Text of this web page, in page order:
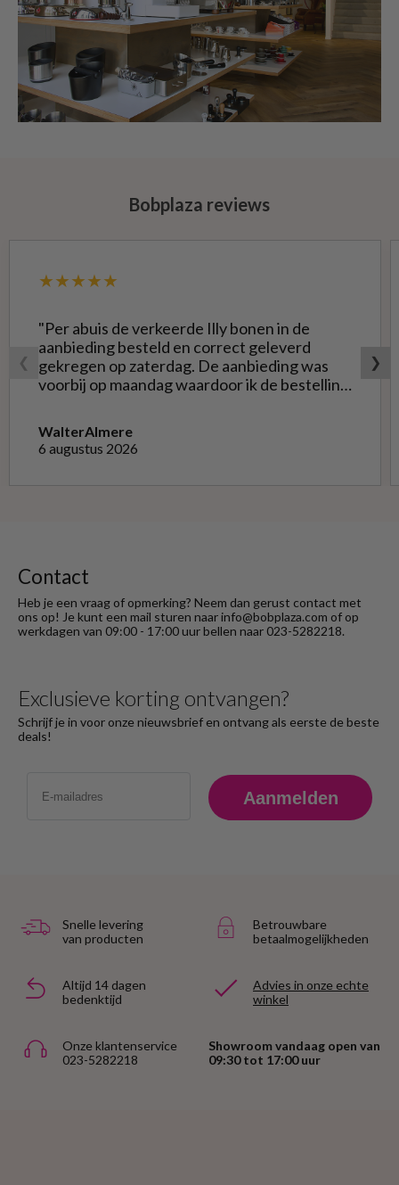
Bobplaza reviews
❮
★★★★★
"Per abuis de verkeerde Illy bonen in de
aanbieding besteld en correct geleverd
gekregen op zaterdag. De aanbieding was
voorbij op maandag waardoor ik de bestelling
worden voor de goede; dat kon misschien in
Haarlem bij de winkel. Op meerdere mails
WalterAlmere
6 augustus 2026
❯
Contact
Heb je een vraag of opmerking? Neem dan gerust contact met
ons op! Je kunt een mail sturen naar info@bobplaza.com of op
werkdagen van 09:00 - 17:00 uur bellen naar 023-5282218.
Exclusieve korting ontvangen?
Schrijf je in voor onze nieuwsbrief en ontvang als eerste de beste
deals!
Aanmelden
Snelle levering
van producten
Betrouwbare
betaalmogelijkheden
Altijd 14 dagen
bedenktijd
Advies in onze echte
winkel
Onze klantenservice
023-5282218
Showroom vandaag open van
09:30 tot 17:00 uur